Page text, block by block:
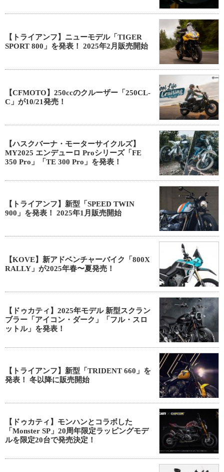
【トライアンフ】ニューモデル「TIGER
SPORT 800」を発表！ 2025年2月販売開始
【CFMOTO】250ccのクルーザー「250CL-
C」が10/21発売！
【ハスクバーナ・モーターサイクルズ】
MY2025 エンデューロ Proシリーズ「FE
350 Pro」「TE 300 Pro」を発表！
【トライアンフ】新型「SPEED TWIN
900」を発表！ 2025年1月販売開始
【KOVE】新アドベンチャーバイク「800X
RALLY」が2025年春〜夏発売！
【ドゥカティ】2025年モデル 新型スクラン
ブラー「アイコン・ダーク」「フル・スロ
ットル」を発表！
【トライアンフ】新型「TRIDENT 660」を
発表！ 冬以降に販売開始
【ドゥカティ】モンハンとコラボした
「Monster SP」20周年限定ラッピングモデ
ルを限定20台で発売決定！